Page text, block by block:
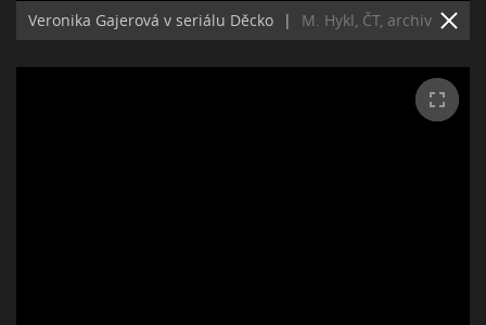
Veronika Gajerová v seriálu Děcko | M. Hykl, ČT, archiv